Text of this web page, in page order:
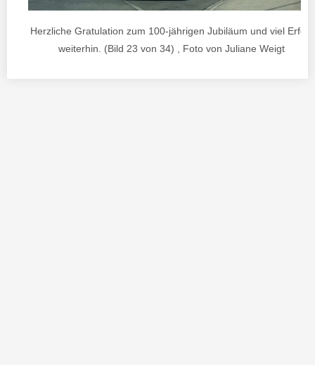
Herzliche Gratulation zum 100-jährigen Jubiläum und viel Erfolg
weiterhin. (Bild 23 von 34) , Foto von Juliane Weigt